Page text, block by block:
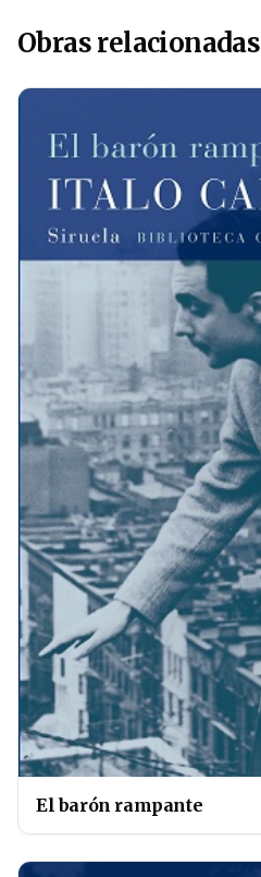
Obras relacionadas
El barón rampante